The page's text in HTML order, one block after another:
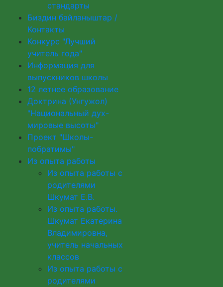
стандарты
Биздин байланыштар /
Контакты
Конкурс "Лучший
учитель года"
Информация для
выпускников школы
12 летнее образование
Доктрина (Унгужол)
"Национальный дух-
мировые высоты"
Проект "Школы-
побратимы"
Из опыта работы
Из опыта работы с
родителями
Шкумат Е.В.
Из опыта работы.
Шкумат Екатерина
Владимировна,
учитель начальных
классов
Из опыта работы с
родителями